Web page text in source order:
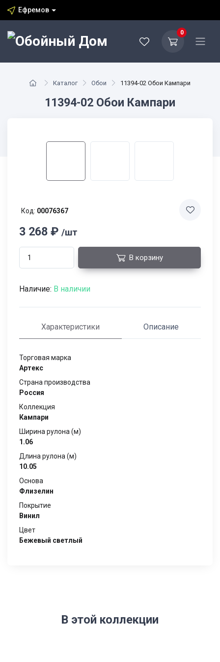
Ефремов
0
Каталог Обои 11394-02 Обои Кампари
11394-02 Обои Кампари
Код: 00076367
3 268 ₽ /шт
В корзину
Наличие: В наличии
Характеристики Описание
Торговая марка
Артекс
Страна производства
Россия
Коллекция
Кампари
Ширина рулона (м)
1.06
Длина рулона (м)
10.05
Основа
Флизелин
Покрытие
Винил
Цвет
Бежевый светлый
В этой коллекции